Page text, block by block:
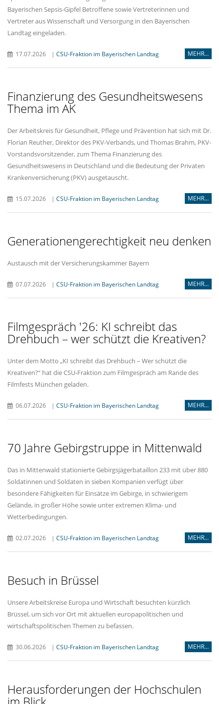
Bayerischen Sepsis-Gipfel Betroffene sowie Vertreterinnen und
Vertreter aus Wissenschaft und Versorgung in den Bayerischen
Landtag eingeladen.
17.07.2026 | CSU-Fraktion im Bayerischen Landtag MEHR...
Finanzierung des Gesundheitswesens
Thema im AK
Der Arbeitskreis für Gesundheit, Pflege und Prävention hat sich mit Dr.
Florian Reuther, Direktor des PKV-Verbands, und Thomas Brahm, PKV-
Vorstandsvorsitzender, zum Thema Finanzierung des
Gesundheitswesens in Deutschland und die Bedeutung der Privaten
Krankenversicherung (PKV) ausgetauscht.
15.07.2026 | CSU-Fraktion im Bayerischen Landtag MEHR...
Generationengerechtigkeit neu denken
Austausch mit der Versicherungskammer Bayern
07.07.2026 | CSU-Fraktion im Bayerischen Landtag MEHR...
Filmgespräch '26: KI schreibt das
Drehbuch – wer schützt die Kreativen?
Unter dem Motto „KI schreibt das Drehbuch – Wer schützt die
Kreativen?“ hat die CSU-Fraktion zum Filmgespräch am Rande des
Filmfests München geladen.
06.07.2026 | CSU-Fraktion im Bayerischen Landtag MEHR...
70 Jahre Gebirgstruppe in Mittenwald
Das in Mittenwald stationierte Gebirgsjägerbataillon 233 mit über 880
Soldatinnen und Soldaten in sieben Kompanien verfügt über
besondere Fähigkeiten für Einsätze im Gebirge, in schwierigem
Gelände, in großer Höhe sowie unter extremen Klima- und
Wetterbedingungen.
02.07.2026 | CSU-Fraktion im Bayerischen Landtag MEHR...
Besuch in Brüssel
Unsere Arbeitskreise Europa und Wirtschaft besuchten kürzlich
Brüssel, um sich vor Ort mit aktuellen europapolitischen und
wirtschaftspolitischen Themen zu befassen.
30.06.2026 | CSU-Fraktion im Bayerischen Landtag MEHR...
Herausforderungen der Hochschulen